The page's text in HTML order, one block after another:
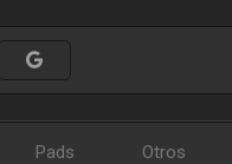
Pads Otros